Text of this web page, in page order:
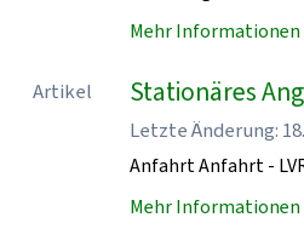
Mehr Informationen
Artikel Stationäres
Letzte Änderung:
Anfahrt Anfahrt -
Mehr Informationen